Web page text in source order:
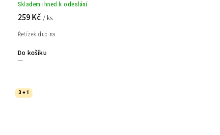
Skladem ihned k odeslání
259 Kč / ks
Do košíku
Řetízek duo na...
3 + 1